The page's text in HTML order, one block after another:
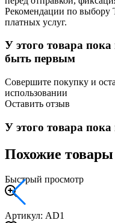
Рекомендации по выбору
платных услуг.
У этого товара
быть первым
Совершите покупку и
использовании
Оставить отзыв
У этого товара пока
Похожие товары
Быстрый просмотр
Артикул: AD1